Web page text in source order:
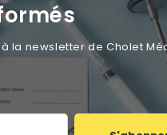
la newsletter de Cholet